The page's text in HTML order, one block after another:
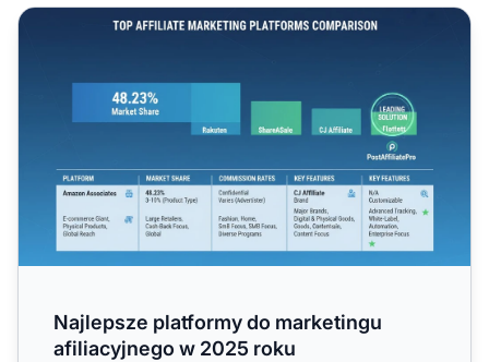
Najlepsze platformy do marketingu afiliacyjnego w 2025
Najlepsze platformy do marketingu
afiliacyjnego w 2025 roku